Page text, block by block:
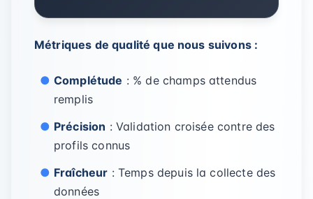
Métriques de qualité que nous suivons :
Complétude : % de champs attendus
remplis
Précision : Validation croisée contre des
profils connus
Fraîcheur : Temps depuis la collecte des
données